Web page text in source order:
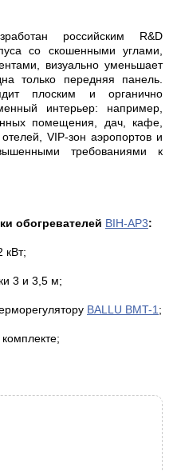
российским R&D
со скошенными углами,
визуально уменьшает
только передняя панель.
плоским и органично
интерьер: например,
помещения, дач, кафе,
VIP-зон аэропортов и
требованиями к
обогревателей BIH-AP3:
кВт;
3 и 3,5 м;
BALLU BMT-1 ;